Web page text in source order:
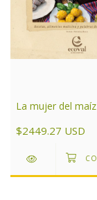
La mujer del maíz
$2449.27 USD